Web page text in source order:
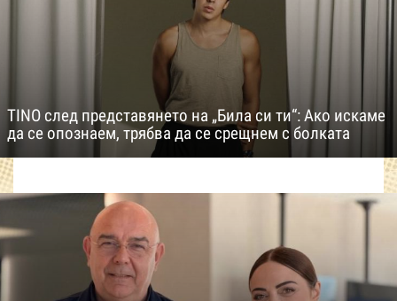
TINO след представянето на „Била си ти“: Ако искаме
да се опознаем, трябва да се срещнем с болката